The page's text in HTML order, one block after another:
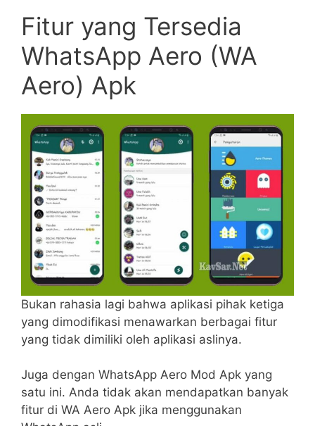
Fitur yang Tersedia
WhatsApp Aero (WA
Aero) Apk
Bukan rahasia lagi bahwa aplikasi pihak ketiga
yang dimodifikasi menawarkan berbagai fitur
yang tidak dimiliki oleh aplikasi aslinya.
Juga dengan WhatsApp Aero Mod Apk yang
satu ini. Anda tidak akan mendapatkan banyak
fitur di WA Aero Apk jika menggunakan